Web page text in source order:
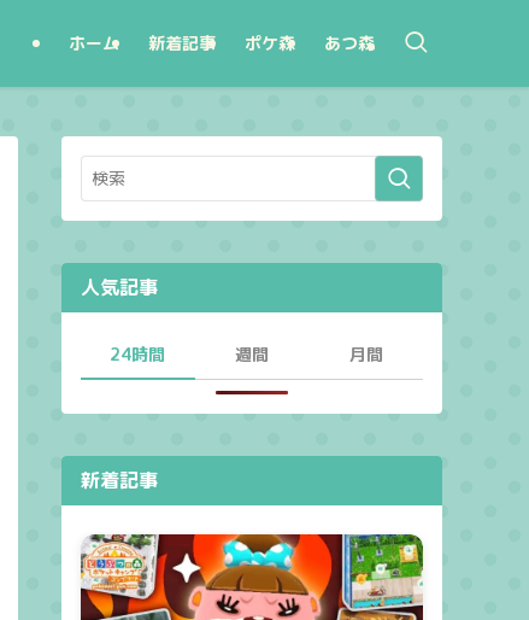
ホーム 新着記事 ポケ森 あつ森
人気記事
24時間 週間 月間
新着記事